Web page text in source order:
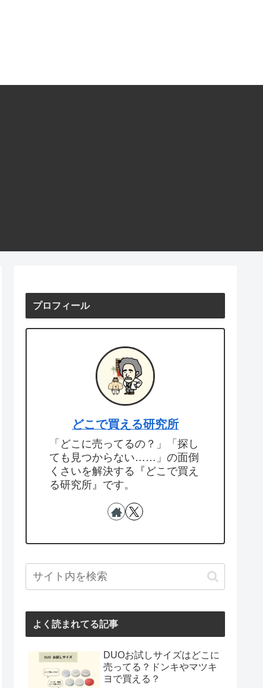
プロフィール
どこで買える研究所
「どこに売ってるの？」「探し
ても見つからない……」の面倒
くさいを解決する『どこで買え
る研究所』です。
よく読まれてる記事
DUOお試しサイズはどこに
売ってる？ドンキやマツキ
ヨで買える？